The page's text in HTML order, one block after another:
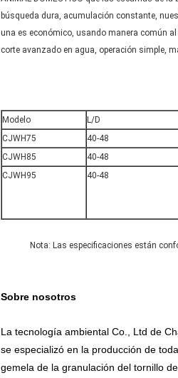
búsqueda dura, acumulación constante,
una es económico, usando manera común
corte avanzado en agua, operación simple,
Modelo L/D
CJWH75
40-48
CJWH85
40-48
CJWH95
40-48
Nota: Las especificaciones están
Sobre nosotros
La tecnología ambiental Co., Ltd de
se especializó en la producción de
gemela de la granulación del tornillo